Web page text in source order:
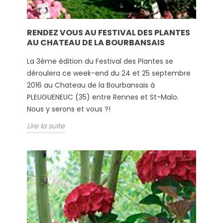
RENDEZ VOUS AU FESTIVAL DES PLANTES
AU CHATEAU DE LA BOURBANSAIS
La 3ème édition du Festival des Plantes se
déroulera ce week-end du 24 et 25 septembre
2016 au Chateau de la Bourbansais à
PLEUGUENEUC (35) entre Rennes et St-Malo.
Nous y serons et vous ?!
Lire la suite